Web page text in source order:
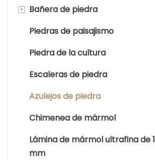
Encimera de granito
Azulejos de mosaico de pilar
Mosaico de tira/rectángulo
Mosaico cuadrado
Mosaico hexagonal
Mosaico de escamas de
Mosaico irregular
+ Bañera de piedra
Bañera de piedra
Piedras de paisajismo
Piedra de la cultura
Escaleras de piedra
Azulejos de piedra
Chimenea de mármol
Lámina de mármol ultrafina de 1
mm